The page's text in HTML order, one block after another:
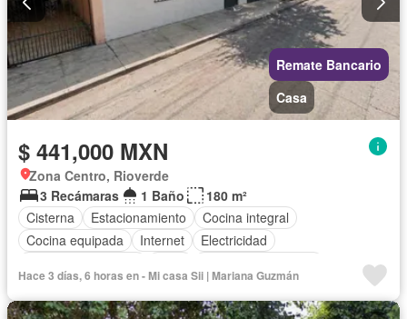
Remate Bancario
Casa
$ 441,000 MXN
Zona Centro, Rioverde
3 Recámaras
1 Baño
180 m²
Cisterna
Estacionamiento
Cocina integral
Cocina equipada
Internet
Electricidad
Gas natural
Recámara con closet Wifi
Permite niños
Permite mascotas
Parcialmente amueblado
Hace 3 días, 6 horas en - Mi casa Sii | Mariana Guzmán